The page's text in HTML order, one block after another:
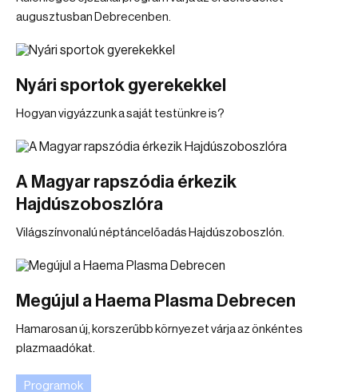
augusztusban Debrecenben.
Nyári sportok gyerekekkel
Hogyan vigyázzunk a saját testünkre is?
A Magyar rapszódia érkezik
Hajdúszoboszlóra
Világszínvonalú néptáncelőadás Hajdúszoboszlón.
Megújul a Haema Plasma Debrecen
Hamarosan új, korszerűbb környezet várja az önkéntes
plazmaadókat.
Programok